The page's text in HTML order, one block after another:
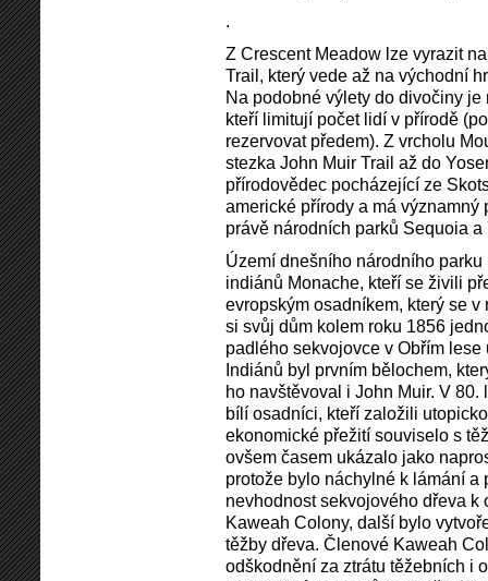
.
Z Crescent Meadow lze vyrazit
Trail, který vede až na východní
Na podobné výlety do divočiny
kteří limitují počet lidí v přírodě
rezervovat předem). Z vrcholu
stezka John Muir Trail až do
přírodovědec pocházející ze
americké přírody a má
právě národních parků Sequoia a
Území dnešního národního
indiánů Monache, kteří se živili
evropským osadníkem, který se
si svůj dům kolem roku 1856
padlého sekvojovce v Obřím
Indiánů byl prvním bělochem,
ho navštěvoval i John Muir. V
bílí osadníci, kteří založili
ekonomické přežití souviselo s
ovšem časem ukázalo jako
protože bylo náchylné k lámání a
nevhodnost sekvojového dřeva
Kaweah Colony, další bylo
těžby dřeva. Členové Kaweah
odškodnění za ztrátu těžebních i